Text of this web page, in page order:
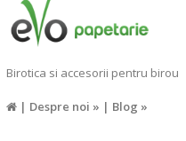
Birotica si accesorii pentru birou
| Despre noi » | Blog »